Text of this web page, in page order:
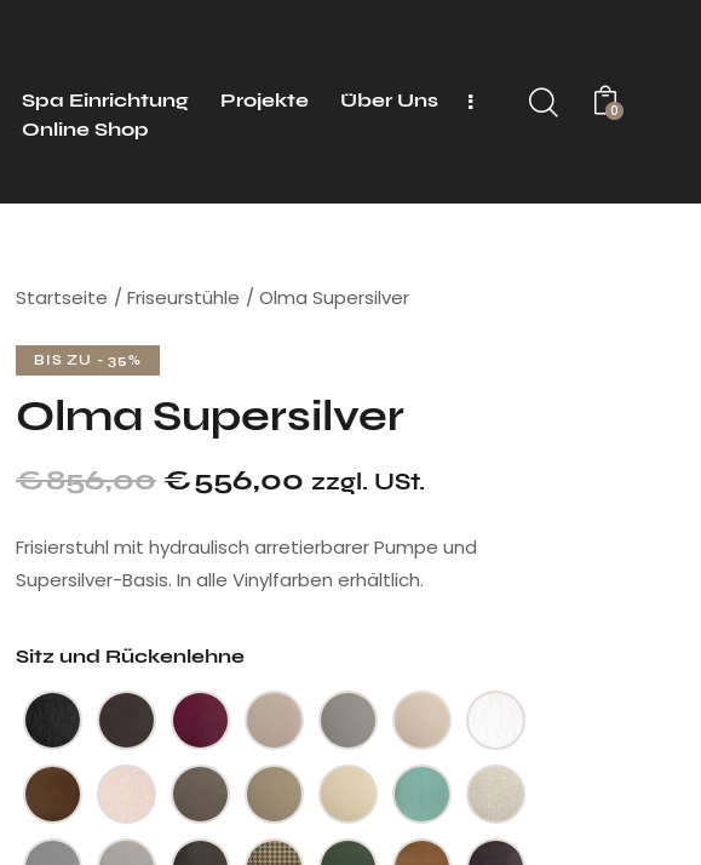
Spa Einrichtung
Online Shop
Projekte Über Uns 0
Startseite Friseurstühle Olma Supersilver
BIS ZU - 35%
Olma Supersilver
€856,00 €556,00 zzgl. USt.
Frisierstuhl mit hydraulisch arretierbarer Pumpe und
Supersilver-Basis. In alle Vinylfarben erhältlich.
Sitz und Rückenlehne